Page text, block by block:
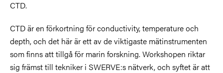
CTD.
CTD är en förkortning för conductivity, temperature och
depth, och det här är ett av de viktigaste mätinstrumenten
som finns att tillgå för marin forskning. Workshopen riktar
sig främst till tekniker i SWERVE:s nätverk, och syftet är att